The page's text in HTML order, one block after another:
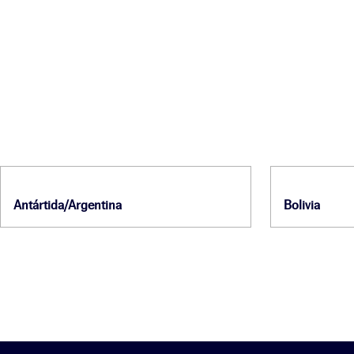
Antártida/Argentina Bolivia